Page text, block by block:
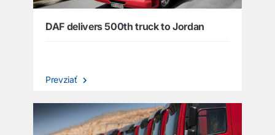
DAF delivers 500th truck to Jordan
Prevziať